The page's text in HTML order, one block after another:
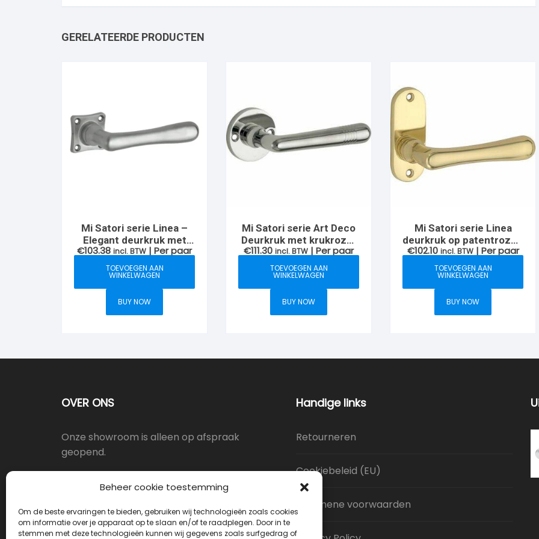
Beheer cookie toestemming
Om de beste ervaringen te bieden, gebruiken wij technologieën zoals cookies
om informatie over je apparaat op te slaan en/of te raadplegen. Door in te
stemmen met deze technologieën kunnen wij gegevens zoals surfgedrag of
GERELATEERDE PRODUCTEN
Mi Satori serie Linea –
Elegant deurkruk met
vierkante krukrozet,
Nikkelmat
€103.38 incl. BTW | Per paar
TOEVOEGEN AAN
WINKELWAGEN
BUY NOW
Mi Satori serie Art Deco
Deurkruk met krukrozet
rond, Nikkel-glans
€111.30 incl. BTW | Per paar
TOEVOEGEN AAN
WINKELWAGEN
BUY NOW
Mi Satori serie Linea
deurkruk op patentrozet,
Messing-ongelakt
€102.10 incl. BTW | Per paar
TOEVOEGEN AAN
WINKELWAGEN
BUY NOW
OVER ONS
Onze showroom is alleen op afspraak
geopend.
Oostergracht 17-10, 3763LX Soest
info@deurkrukwinkel.nl
Handige links
Retourneren
Cookiebeleid (EU)
Algemene voorwaarden